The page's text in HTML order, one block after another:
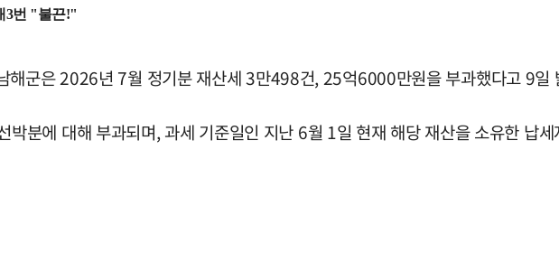
해군은 2026년 7월 정기분 재산세 3만498건, 25억6000만원을 부과했다고 9일
박분에 대해 부과되며, 과세 기준일인 지난 6월 1일 현재 해당 재산을 소유한 납